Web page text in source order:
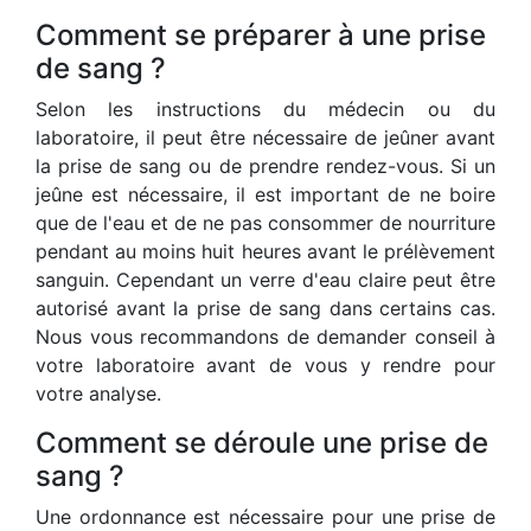
Comment se préparer à une prise
de sang ?
Selon les instructions du médecin ou du
laboratoire, il peut être nécessaire de jeûner avant
la prise de sang ou de prendre rendez-vous. Si un
jeûne est nécessaire, il est important de ne boire
que de l'eau et de ne pas consommer de nourriture
pendant au moins huit heures avant le prélèvement
sanguin. Cependant un verre d'eau claire peut être
autorisé avant la prise de sang dans certains cas.
Nous vous recommandons de demander conseil à
votre laboratoire avant de vous y rendre pour
votre analyse.
Comment se déroule une prise de
sang ?
Une ordonnance est nécessaire pour une prise de